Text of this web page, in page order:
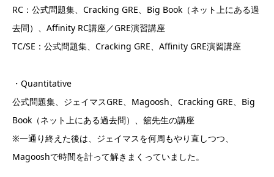
RC：公式問題集、Cracking GRE、Big Book（ネット上にある過
去問）、Affinity RC講座／GRE演習講座
TC/SE：公式問題集、Cracking GRE、Affinity GRE演習講座
・Quantitative
公式問題集、ジェイマスGRE、Magoosh、Cracking GRE、Big
Book（ネット上にある過去問）、舘先生の講座
※一通り終えた後は、ジェイマスを何周もやり直しつつ、
Magooshで時間を計って解きまくっていました。